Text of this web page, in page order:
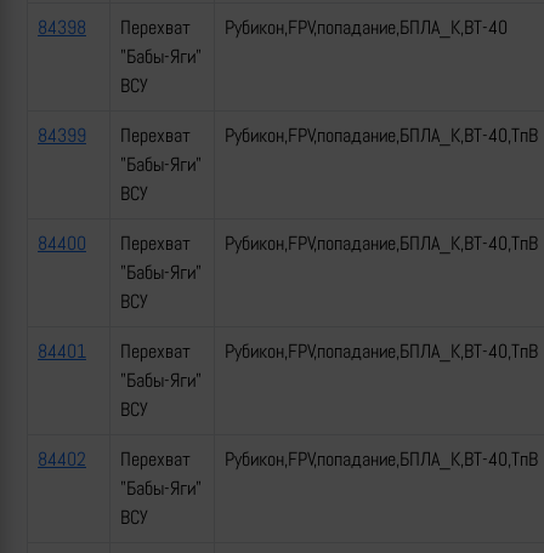
84398
Перехват
"Бабы-Яги"
ВСУ
Рубикон,FPV,попадание,БПЛА_К,ВТ-40
84399
Перехват
"Бабы-Яги"
ВСУ
Рубикон,FPV,попадание,БПЛА_К,ВТ-40,ТпВ
84400
Перехват
"Бабы-Яги"
ВСУ
Рубикон,FPV,попадание,БПЛА_К,ВТ-40,ТпВ
84401
Перехват
"Бабы-Яги"
ВСУ
Рубикон,FPV,попадание,БПЛА_К,ВТ-40,ТпВ
84402
Перехват
"Бабы-Яги"
ВСУ
Рубикон,FPV,попадание,БПЛА_К,ВТ-40,ТпВ